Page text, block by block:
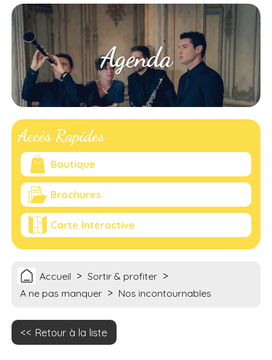
Agenda
Accès Rapides
Boutique
Brochures
Carte Intéractive
Accueil > Sortir & profiter >
A ne pas manquer > Nos incontournables
Retour à la liste